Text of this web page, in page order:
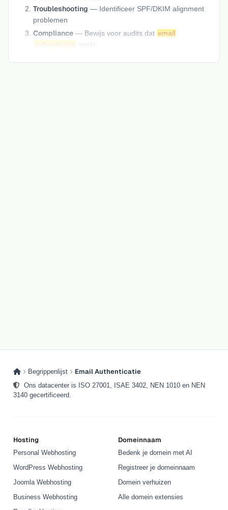
Troubleshooting — Identificeer SPF/DKIM alignment
problemen
Compliance — Bewijs voor audits dat email
authenticatie
werkt
Begrippenlijst Email Authenticatie
Ons datacenter is ISO 27001, ISAE 3402, NEN 1010 en NEN
3140 gecertificeerd.
Hosting
Personal Webhosting
WordPress Webhosting
Joomla Webhosting
Business Webhosting
Domeinnaam
Bedenk je domein met AI
Registreer je domeinnaam
Domein verhuizen
Alle domein extensies